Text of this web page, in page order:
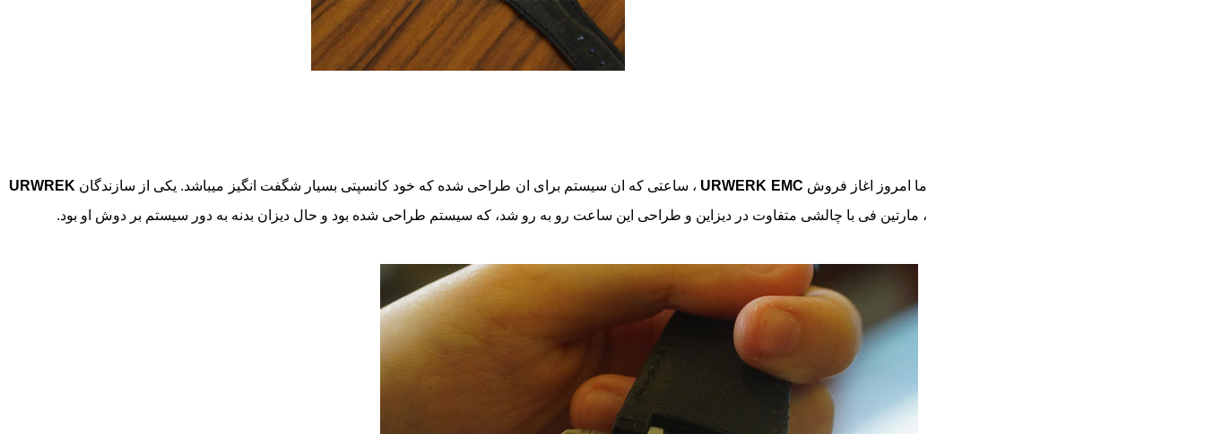
ما امروز اغاز فروش URWERK EMC ، ساعتی که ان سیستم برای ان طراحی شده که خود کانسپتی بسیار شگفت انگیز میباشد. یکی از سازندگان URWREK
، مارتین فی با چالشی متفاوت در دیزاین و طراحی این ساعت رو به رو شد، که سیستم طراحی شده بود و حال دیزان بدنه به دور سیستم بر دوش او بود.